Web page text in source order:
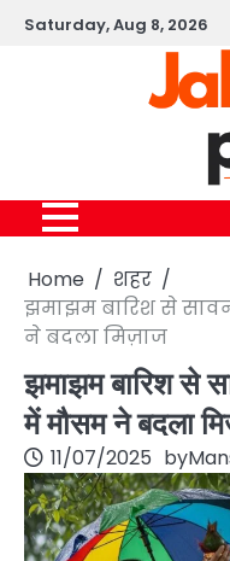
SkipSaturday, Aug 8, 2026
Home
शहर
झमाझम बारिश से
ने बदला मिज़ाज
झमाझम बारिश से
में मौसम ने बदला
11/07/2025 by